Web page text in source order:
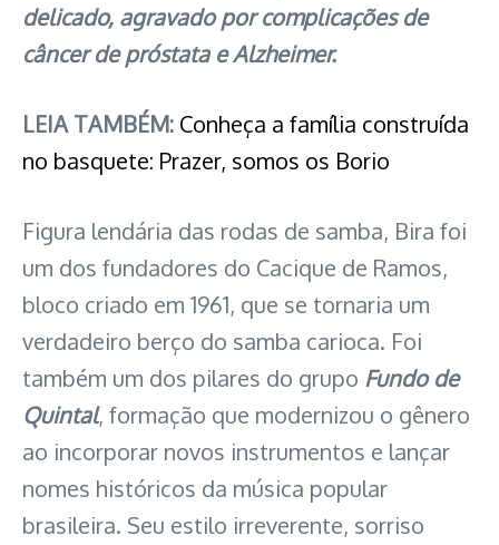
delicado, agravado por complicações de
câncer de próstata e Alzheimer.
LEIA TAMBÉM: Conheça a família construída
no basquete: Prazer, somos os Borio
Figura lendária das rodas de samba, Bira foi
um dos fundadores do Cacique de Ramos,
bloco criado em 1961, que se tornaria um
verdadeiro berço do samba carioca. Foi
também um dos pilares do grupo Fundo de
Quintal, formação que modernizou o gênero
ao incorporar novos instrumentos e lançar
nomes históricos da música popular
brasileira. Seu estilo irreverente, sorriso